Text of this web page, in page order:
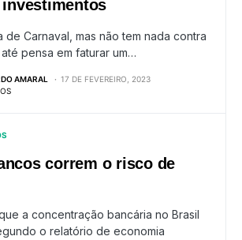
investimentos
de Carnaval, mas não tem nada contra
pensa em faturar um…
AMARAL
17 DE FEVEREIRO, 2023
correm o risco de
a concentração bancária no Brasil
o relatório de economia